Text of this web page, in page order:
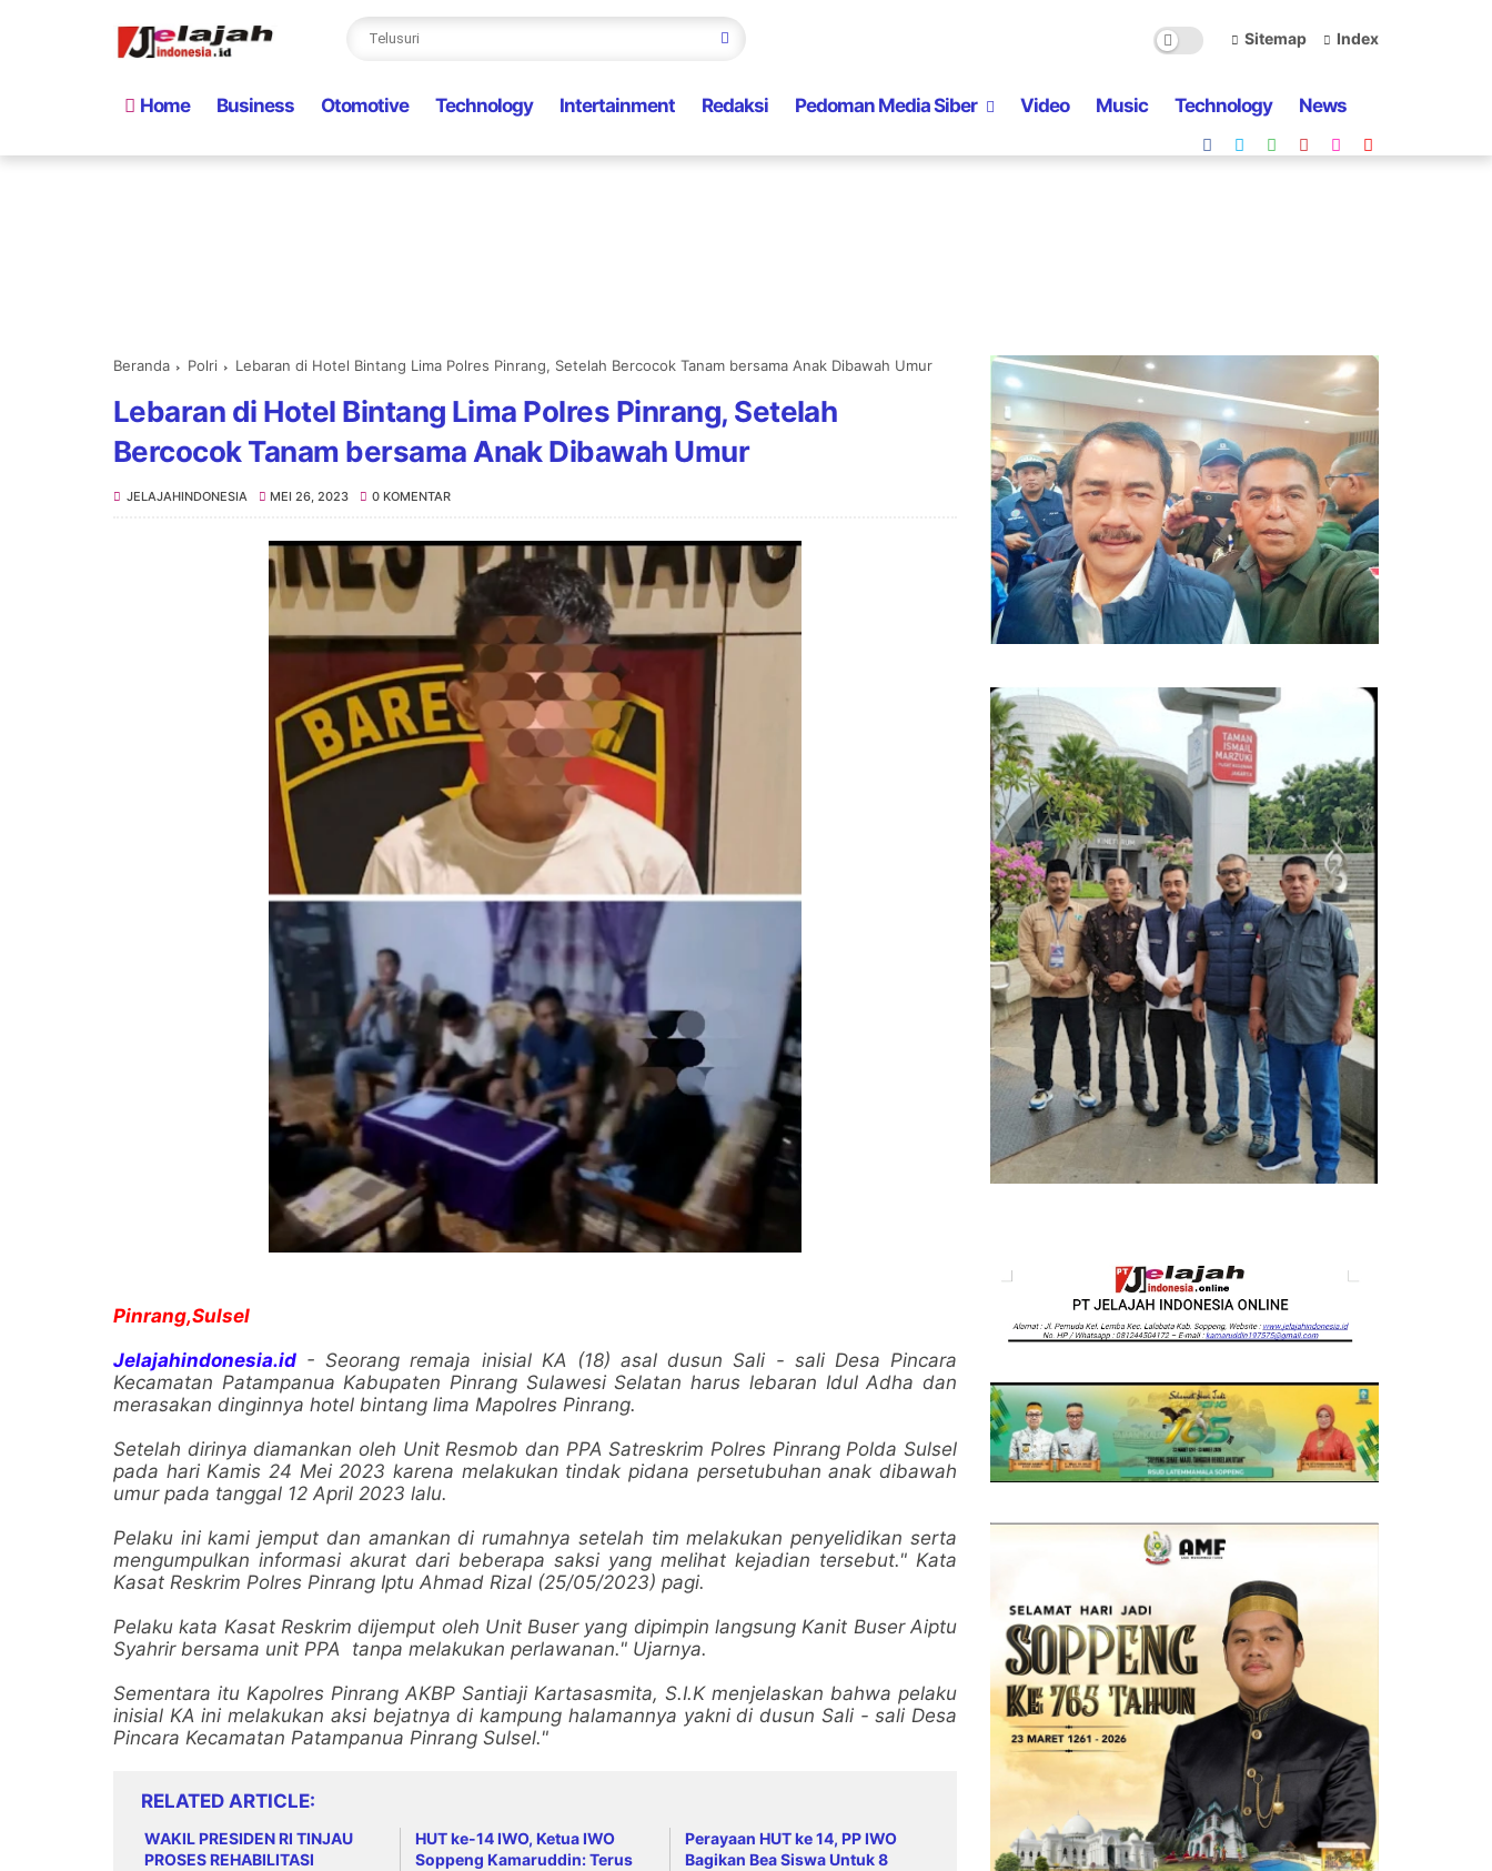
Sitemap Index
Home Business Otomotive Technology Intertainment Redaksi Pedoman Media Siber Video Music Technology News
Beranda Polri Lebaran di Hotel Bintang Lima Polres Pinrang, Setelah Bercocok Tanam bersama Anak Dibawah Umur
Lebaran di Hotel Bintang Lima Polres Pinrang, Setelah
Bercocok Tanam bersama Anak Dibawah Umur
JELAJAHINDONESIA MEI 26, 2023 0 KOMENTAR
Pinrang,Sulsel
Jelajahindonesia.id - Seorang remaja inisial KA (18) asal dusun Sali - sali Desa Pincara
Kecamatan Patampanua Kabupaten Pinrang Sulawesi Selatan harus lebaran Idul Adha dan
merasakan dinginnya hotel bintang lima Mapolres Pinrang.
Setelah dirinya diamankan oleh Unit Resmob dan PPA Satreskrim Polres Pinrang Polda Sulsel
pada hari Kamis 24 Mei 2023 karena melakukan tindak pidana persetubuhan anak dibawah
umur pada tanggal 12 April 2023 lalu.
Pelaku ini kami jemput dan amankan di rumahnya setelah tim melakukan penyelidikan serta
mengumpulkan informasi akurat dari beberapa saksi yang melihat kejadian tersebut." Kata
Kasat Reskrim Polres Pinrang Iptu Ahmad Rizal (25/05/2023) pagi.
Pelaku kata Kasat Reskrim dijemput oleh Unit Buser yang dipimpin langsung Kanit Buser Aiptu
Syahrir bersama unit PPA tanpa melakukan perlawanan." Ujarnya.
Sementara itu Kapolres Pinrang AKBP Santiaji Kartasasmita, S.I.K menjelaskan bahwa pelaku
inisial KA ini melakukan aksi bejatnya di kampung halamannya yakni di dusun Sali - sali Desa
Pincara Kecamatan Patampanua Pinrang Sulsel."
RELATED ARTICLE
WAKIL PRESIDEN RI TINJAU
PROSES REHABILITASI
HUT ke-14 IWO, Ketua IWO
Soppeng Kamaruddin: Terus
Perayaan HUT ke 14, PP IWO
Bagikan Bea Siswa Untuk 8